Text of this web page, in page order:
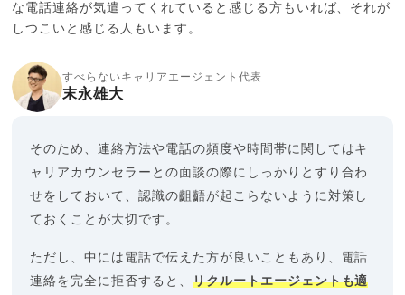
な電話連絡が気遣ってくれていると感じる方もいれば、それが
しつこいと感じる人もいます。
すべらないキャリアエージェント代表
末永雄大
そのため、連絡方法や電話の頻度や時間帯に関してはキ
ャリアカウンセラーとの面談の際にしっかりとすり合わ
せをしておいて、認識の齟齬が起こらないように対策し
ておくことが大切です。
ただし、中には電話で伝えた方が良いこともあり、電話
連絡を完全に拒否すると、 リクルートエージェントも適